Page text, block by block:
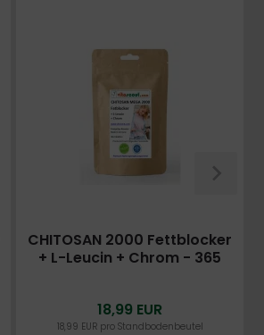
CHITOSAN 2000 Fettblocker
+ L-Leucin + Chrom - 365
18,99 EUR
18,99 EUR pro Standbodenbeutel